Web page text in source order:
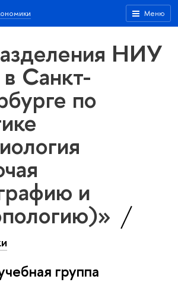
Меню
НИУ
Санкт-
по
и
группа